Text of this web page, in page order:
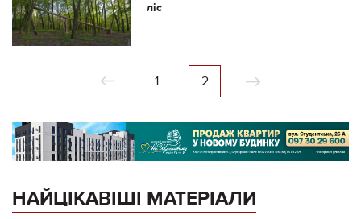
ліс
1 2
НАЙЦІКАВІШІ МАТЕРІАЛИ